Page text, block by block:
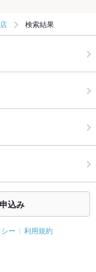
検索結果
込み
ー 利用規約